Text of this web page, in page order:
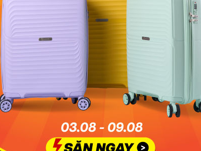
229BP001U với kích thước lớn là thiết kế tối ưu để
lông Yonex BA12MLTDEX